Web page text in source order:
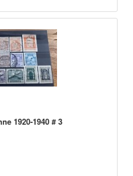
1920-1940 # 3